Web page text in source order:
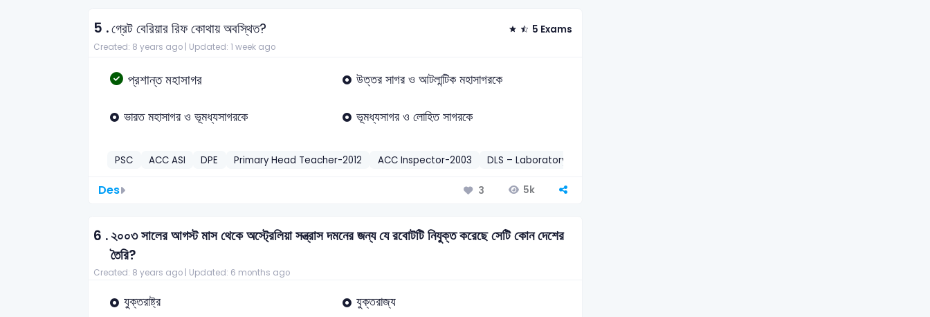
5 .গ্রেট বেরিয়ার রিফ কোথায় অবস্থিত? 5 Exams
Created: 8 years ago | Updated: 1 week ago
প্রশান্ত মহাসাগর উত্তর সাগর ও আটলান্টিক মহাসাগরকে
ভারত মহাসাগর ও ভূমধ্যসাগরকে ভূমধ্যসাগর ও লোহিত সাগরকে
PSC ACC ASI DPE Primary Head Teacher-2012 ACC Inspector-2003 DLS – Laboratory Technician-2025
Des 3 5k
6 .২০০৩ সালের আগস্ট মাস থেকে অস্ট্রেলিয়া সন্ত্রাস দমনের জন্য যে রবোটটি নিযুক্ত করেছে সেটি কোন দেশের
তৈরি?
Created: 8 years ago | Updated: 6 months ago
যুক্তরাষ্ট্র যুক্তরাজ্য